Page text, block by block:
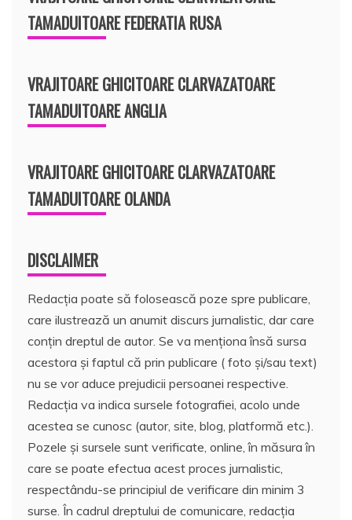
TAMADUITOARE FEDERATIA RUSA
VRAJITOARE GHICITOARE CLARVAZATOARE
TAMADUITOARE ANGLIA
VRAJITOARE GHICITOARE CLARVAZATOARE
TAMADUITOARE OLANDA
DISCLAIMER
Redacția poate să folosească poze spre publicare,
care ilustrează un anumit discurs jurnalistic, dar care
conțin dreptul de autor. Se va menționa însă sursa
acestora și faptul că prin publicare ( foto și/sau text)
nu se vor aduce prejudicii persoanei respective.
Redacția va indica sursele fotografiei, acolo unde
acestea se cunosc (autor, site, blog, platformă etc.).
Pozele și sursele sunt verificate, online, în măsura în
care se poate efectua acest proces jurnalistic,
respectându-se principiul de verificare din minim 3
surse. În cadrul dreptului de comunicare, redacția